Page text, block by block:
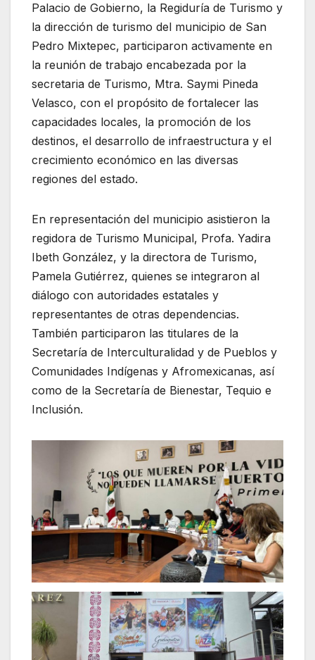
Palacio de Gobierno, la Regiduría de Turismo y
la dirección de turismo del municipio de San
Pedro Mixtepec, participaron activamente en
la reunión de trabajo encabezada por la
secretaria de Turismo, Mtra. Saymi Pineda
Velasco, con el propósito de fortalecer las
capacidades locales, la promoción de los
destinos, el desarrollo de infraestructura y el
crecimiento económico en las diversas
regiones del estado.
En representación del municipio asistieron la
regidora de Turismo Municipal, Profa. Yadira
Ibeth González, y la directora de Turismo,
Pamela Gutiérrez, quienes se integraron al
diálogo con autoridades estatales y
representantes de otras dependencias.
También participaron las titulares de la
Secretaría de Interculturalidad y de Pueblos y
Comunidades Indígenas y Afromexicanas, así
como de la Secretaría de Bienestar, Tequio e
Inclusión.